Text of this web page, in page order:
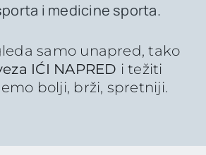
i medicine sporta.
samo unapred, tako
IĆI NAPRED i težiti
bolji, brži, spretniji.